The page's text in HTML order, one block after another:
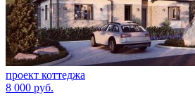
проект коттеджа
8 000 руб.